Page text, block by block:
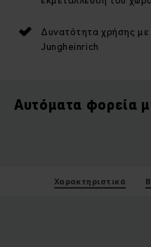
Δυνατότητα χρήσης
Jungheinrich
Αυτόματα φορεία
Χαρακτηριστικά